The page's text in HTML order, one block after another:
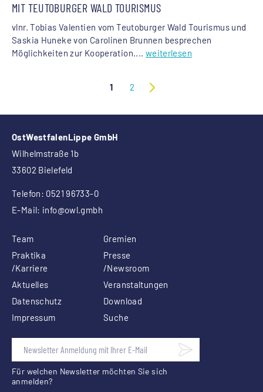
MIT TEUTOBURGER WALD TOURISMUS
vlnr. Tobias Valentien vom Teutoburger Wald Tourismus und
Saskia Huneke von Carolinen Brunnen besprechen
Möglichkeiten zur Kooperation.... weiterlesen
1 2
OstWestfalenLippe GmbH
Wilhelmstraße 1b
33602 Bielefeld
Telefon: 0521 96733-0
E-Mail: info@owl.gmbh
Team
Gremien
Praktika
/Karriere
Presse
/Newsroom
Aktuelles
Veranstaltungen
Datenschutz
Download
Impressum
Suche
Für welchen Newsletter möchten Sie sich
anmelden?